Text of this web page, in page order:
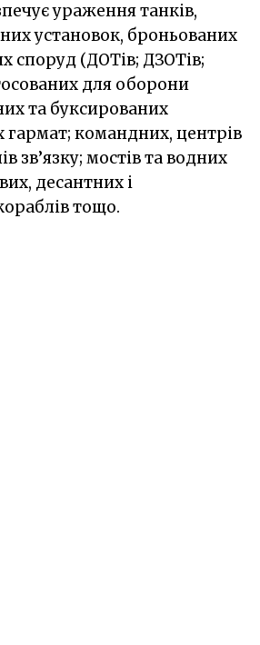
ураження танків,
установок, броньованих
споруд (ДОТів; ДЗОТів;
для оборони
та буксированих
гармат; командних, центрів
зв’язку; мостів та водних
десантних і
тощо.